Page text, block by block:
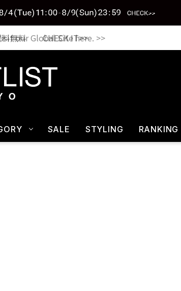
料無料 CHECK IT>>
SALE STYLING RANKING